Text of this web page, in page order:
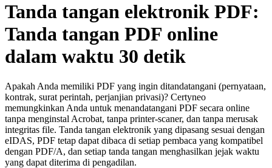
Tanda tangan elektronik PDF:
Tanda tangan PDF online
dalam waktu 30 detik
Apakah Anda memiliki PDF yang ingin ditandatangani (pernyataan,
kontrak, surat perintah, perjanjian privasi)? Certyneo
memungkinkan Anda untuk menandatangani PDF secara online
tanpa menginstal Acrobat, tanpa printer-scaner, dan tanpa merusak
integritas file. Tanda tangan elektronik yang dipasang sesuai dengan
eIDAS, PDF tetap dapat dibaca di setiap pembaca yang kompatibel
dengan PDF/A, dan setiap tanda tangan menghasilkan jejak waktu
yang dapat diterima di pengadilan.